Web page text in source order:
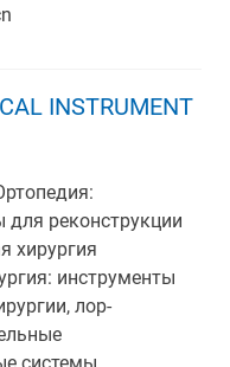
INSTRUMENT
для реконструкции
хирургия
инструменты
лор-